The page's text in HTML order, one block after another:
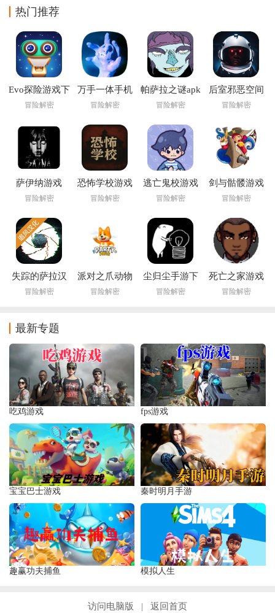
热门推荐
Evo探险游戏下
载(Evo
冒险解密
万手一体手机
版下载
冒险解密
帕萨拉之谜apk
完整版(Nekra
冒险解密
后室邪恶空间
多人联机版最
冒险解密
萨伊纳游戏
(Saina)
冒险解密
恐怖学校游戏
冒险解密
逃亡鬼校游戏
冒险解密
剑与骷髅游戏
(Swords &
Epic Pirate
Story)
冒险解密
失踪的萨拉汉
化版
冒险解密
派对之爪动物
大战官方下载
冒险解密
尘归尘手游下
载
冒险解密
死亡之家游戏
冒险解密
最新专题
吃鸡游戏 fps游戏
宝宝巴士游戏 秦时明月手游
趣赢功夫捕鱼 模拟人生
访问电脑版 返回首页